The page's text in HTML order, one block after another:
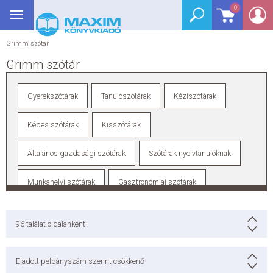
0
Toggle
navigation
Grimm szótár
Grimm szótár
Gyerekszótárak Tanulószótárak Kéziszótárak
Képes szótárak Kisszótárak
Általános gazdasági szótárak Szótárak nyelvtanulóknak
Munkahelyi szótárak Gasztronómiai szótárak
96 találat oldalanként
Eladott példányszám szerint csökkenő
Segédkönyv
Segédkönyv
Középiskola
Fizika
Földrajz
Közgazdaságtan
Magyar nyelv és irodalom
Matematika
Történelem
Tanulókártyák
Általános iskola
Általános iskola
Angol nyelv
Környezetismeret
Magyar nyelv és irodalom
Nyelvkönyv
Nyelvkönyv
Német nyelv
Olasz nyelv